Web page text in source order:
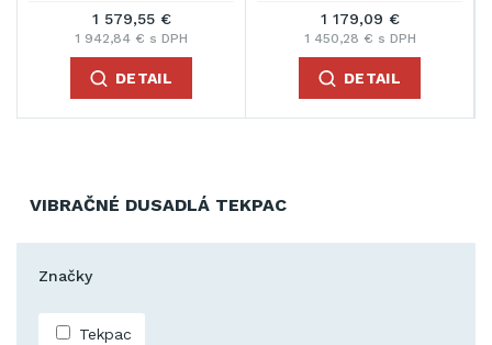
1 579,55 €
1 942,84 € s DPH
DETAIL
1 179,09 €
1 450,28 € s DPH
DETAIL
VIBRAČNÉ DUSADLÁ TEKPAC
Značky
Tekpac